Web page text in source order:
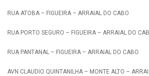
RUA ATOBA – FIGUEIRA – ARRAIAL DO CABO
RUA PORTO SEGURO – FIGUEIRA – ARRAIAL DO
RUA PANTANAL – FIGUEIRA – ARRAIAL DO CABO
AVN CLAUDIO QUINTANILHA – MONTE ALTO –